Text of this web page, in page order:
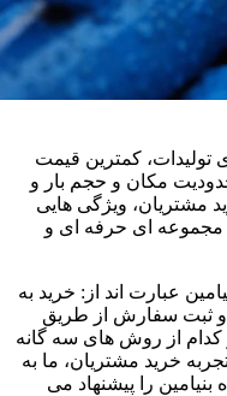
تولیدات، کمترین قیمت
مکان و حجم بار و
مشتریان، ویژگی هایی
مجموعه ای حرفه ای و
عبارت اند از: خرید به
ثبت سفارش از طریق
کدام از روش های سه گانه
خرید مشتریان، ما به
را پیشنهاد می